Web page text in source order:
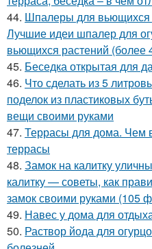
44. Шпалеры для вьющихся
Лучшие идеи шпалер для
вьющихся растений (более
45. Беседка открытая для
46. Что сделать из 5
поделок из пластиковых
вещи своими руками
47. Террасы для дома. Чем
террасы
48. Замок на калитку
калитку — советы, как
замок своими руками (105
49. Навес у дома для
50. Раствор йода для